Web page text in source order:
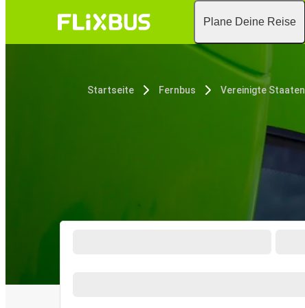
Plane Deine Reise
Startseite Fernbus Vereinigte Staaten